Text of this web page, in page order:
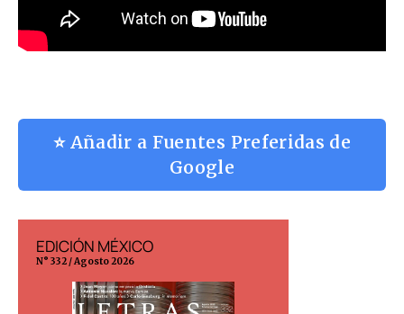
⭐ Añadir a Fuentes Preferidas de
Google
EDICIÓN MÉXICO
N° 332 / Agosto 2026